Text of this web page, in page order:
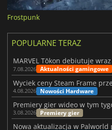
Frostpunk
POPULARNE TERAZ
7.08.2026 Aktualności gamingowe
4.08.2026 Nowości Hardware
3.08.2026 Premiery gier